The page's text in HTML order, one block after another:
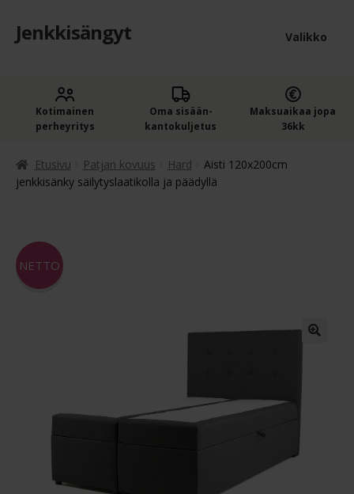
Siirry
navigointiin
Siirry
sisältöön
Jenkkisängyt Valikko
Jenkkisängyt
Oheistuotteet
Kassa
Jenkkisängyn ostajan opas
Blogi – Jenkkisänky
Kotimainen
perheyritys
Oma sisään­
kantokuljetus
Maksuaikaa jopa
36kk
Etusivu Patjan kovuus Hard
Aisti 120x200cm
jenkkisänky säilytyslaatikolla ja päädyllä
NETTO